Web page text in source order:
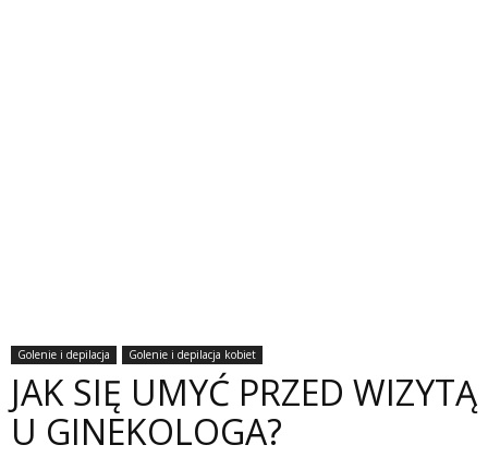
Golenie i depilacja Golenie i depilacja kobiet
JAK SIĘ UMYĆ PRZED WIZYTĄ
U GINEKOLOGA?